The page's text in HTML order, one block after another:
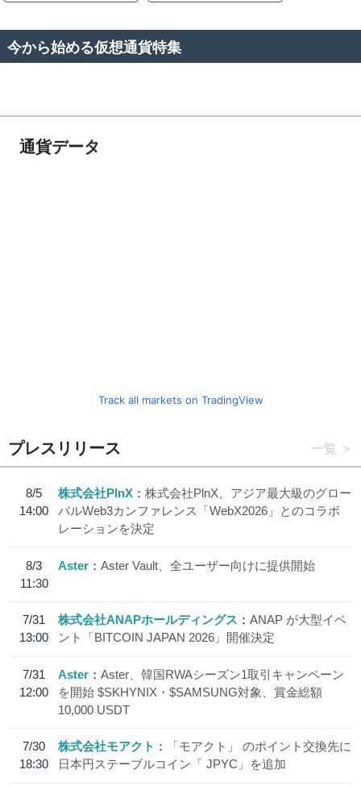
今から始める仮想通貨特集
通貨データ
Track all markets on TradingView
プレスリリース 一覧
8/5
14:00
株式会社PlnX
株式会社PlnX、アジア最大級のグロー
バルWeb3カンファレンス「WebX2026」とのコラボ
レーションを決定
8/3
11:30
Aster Aster Vault、全ユーザー向けに提供開始
7/31
13:00
株式会社ANAPホールディングス
ANAP が大型イベ
ント「BITCOIN JAPAN 2026」開催決定
7/31
12:00
Aster
Aster、韓国RWAシーズン1取引キャンペーン
を開始 $SKHYNIX・$SAMSUNG対象、賞金総額
10,000 USDT
7/30
18:30
株式会社モアクト
「モアクト」 のポイント交換先に
日本円ステーブルコイン「 JPYC」を追加